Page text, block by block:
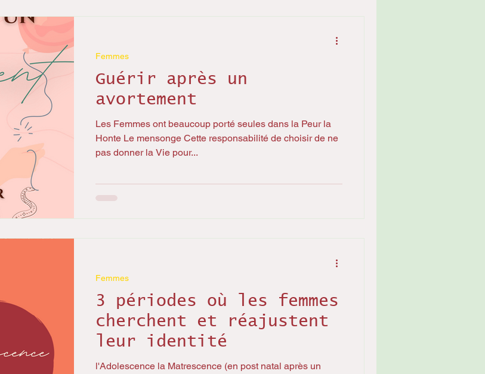
Guérir après un
avortement
Les Femmes ont beaucoup porté seules dans la Peur la
Honte Le mensonge Cette responsabilité de choisir de ne
pas donner la Vie pour...
Femmes
3 périodes où les femmes
cherchent et réajustent
leur identité
l'Adolescence la Matrescence (en post natal après un
Femmes